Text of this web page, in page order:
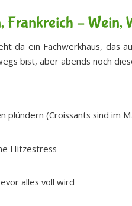
Frankreich – Wein,
da ein Fachwerkhaus, das
bist, aber abends noch
plündern (Croissants sind im
Hitzestress
alles voll wird